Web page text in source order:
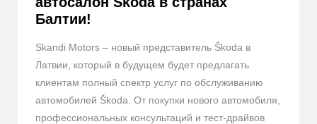
Балтии!
Skandi Motors – новый представитель Škoda в
Латвии, который в будущем будет предлагать
клиентам полный спектр услуг по обслуживанию
автомобилей Škoda. От покупки нового автомобиля,
профессиональных консультаций и тест-драйвов